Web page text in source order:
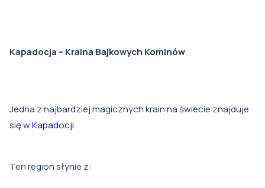
Kapadocja – Kraina Bajkowych Kominów
Jedna z najbardziej magicznych krain na świecie znajduje
się wKapadocji.
Ten region słynie z: